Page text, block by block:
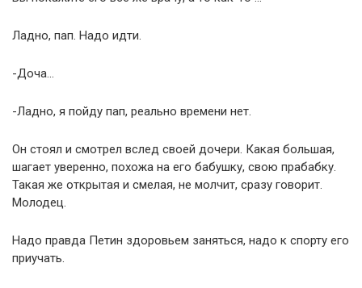
Ладно, пап. Надо идти.
-Доча…
-Ладно, я пойду пап, реально времени нет.
Он стоял и смотрел вслед своей дочери. Какая большая,
шагает уверенно, похожа на его бабушку, свою прабабку.
Такая же открытая и смелая, не молчит, сразу говорит.
Молодец.
Надо правда Петин здоровьем заняться, надо к спорту его
приучать.